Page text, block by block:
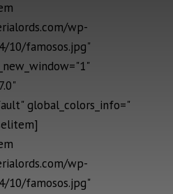
wp-
10/famosos.jpg"
global_colors_info="
wp-
10/famosos.jpg"